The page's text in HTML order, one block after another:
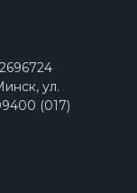
ул.
(017)